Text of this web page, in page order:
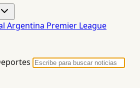
Argentina Premier League